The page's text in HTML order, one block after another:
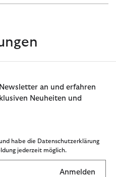
an und erfahren
Neuheiten und
habe die Datenschutzerklärung
jederzeit möglich.
Anmelden